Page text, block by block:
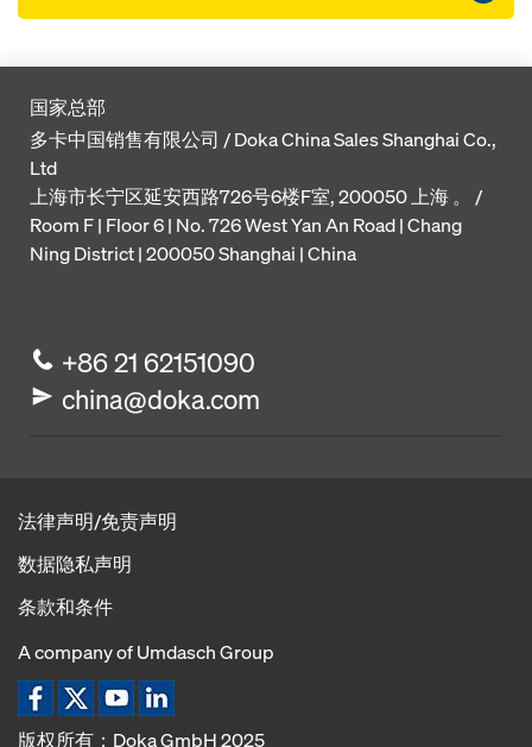
国家总部
多卡中国销售有限公司 / Doka China Sales Shanghai Co.,
Ltd
上海市长宁区延安西路726号6楼F室, 200050 上海 。 /
Room F | Floor 6 | No. 726 West Yan An Road | Chang
Ning District | 200050 Shanghai | China
+86 21 62151090
china@doka.com
法律声明/免责声明
数据隐私声明
条款和条件
A company of Umdasch Group
版权所有；Doka GmbH 2025